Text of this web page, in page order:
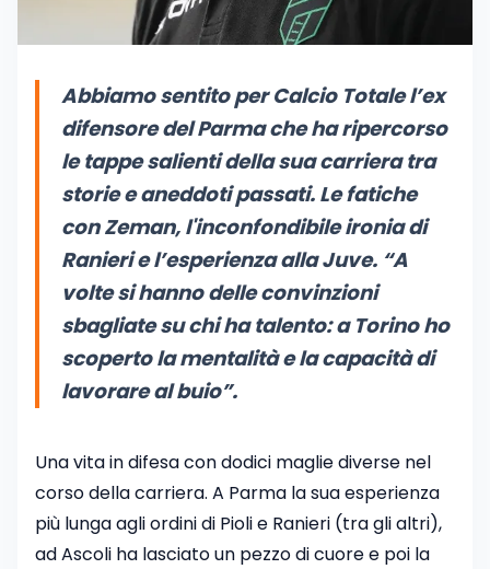
Abbiamo sentito per Calcio Totale l’ex
difensore del Parma che ha ripercorso
le tappe salienti della sua carriera tra
storie e aneddoti passati. Le fatiche
con Zeman, l'inconfondibile ironia di
Ranieri e l’esperienza alla Juve. “A
volte si hanno delle convinzioni
sbagliate su chi ha talento: a Torino ho
scoperto la mentalità e la capacità di
lavorare al buio”.
Una vita in difesa con dodici maglie diverse nel
corso della carriera. A Parma la sua esperienza
più lunga agli ordini di Pioli e Ranieri (tra gli altri),
ad Ascoli ha lasciato un pezzo di cuore e poi la